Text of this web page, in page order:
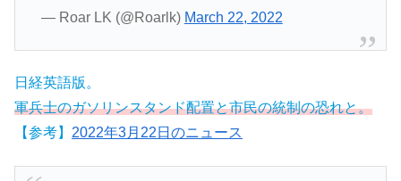
— Roar LK (@Roarlk) March 22, 2022
日経英語版。
軍兵士のガソリンスタンド配置と市民の統制の恐れと。
【参考】 2022年3月22日のニュース